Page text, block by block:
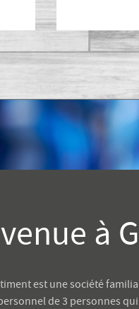
à
est une société
de 3 personnes